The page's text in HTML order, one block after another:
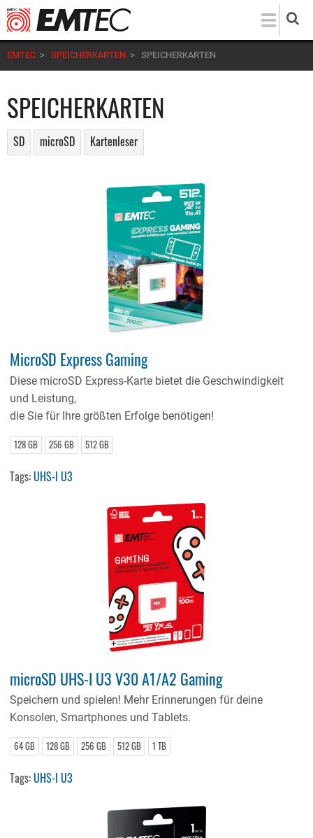
Direkt
zum
Inhalt
EMTEC > SPEICHERKARTEN > SPEICHERKARTEN
SPEICHERKARTEN
SD microSD Kartenleser
MicroSD Express Gaming
Diese microSD Express-Karte bietet die Geschwindigkeit
und Leistung,
die Sie für Ihre größten Erfolge benötigen!
128 GB 256 GB 512 GB
Tags:UHS-I U3
microSD UHS-I U3 V30 A1/A2 Gaming
Speichern und spielen! Mehr Erinnerungen für deine
Konsolen, Smartphones und Tablets.
64 GB 128 GB 256 GB 512 GB 1 TB
Tags:UHS-I U3